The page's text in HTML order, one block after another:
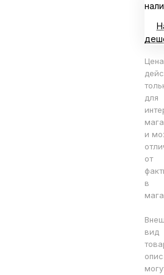
Цена
для
и
от
в
вид